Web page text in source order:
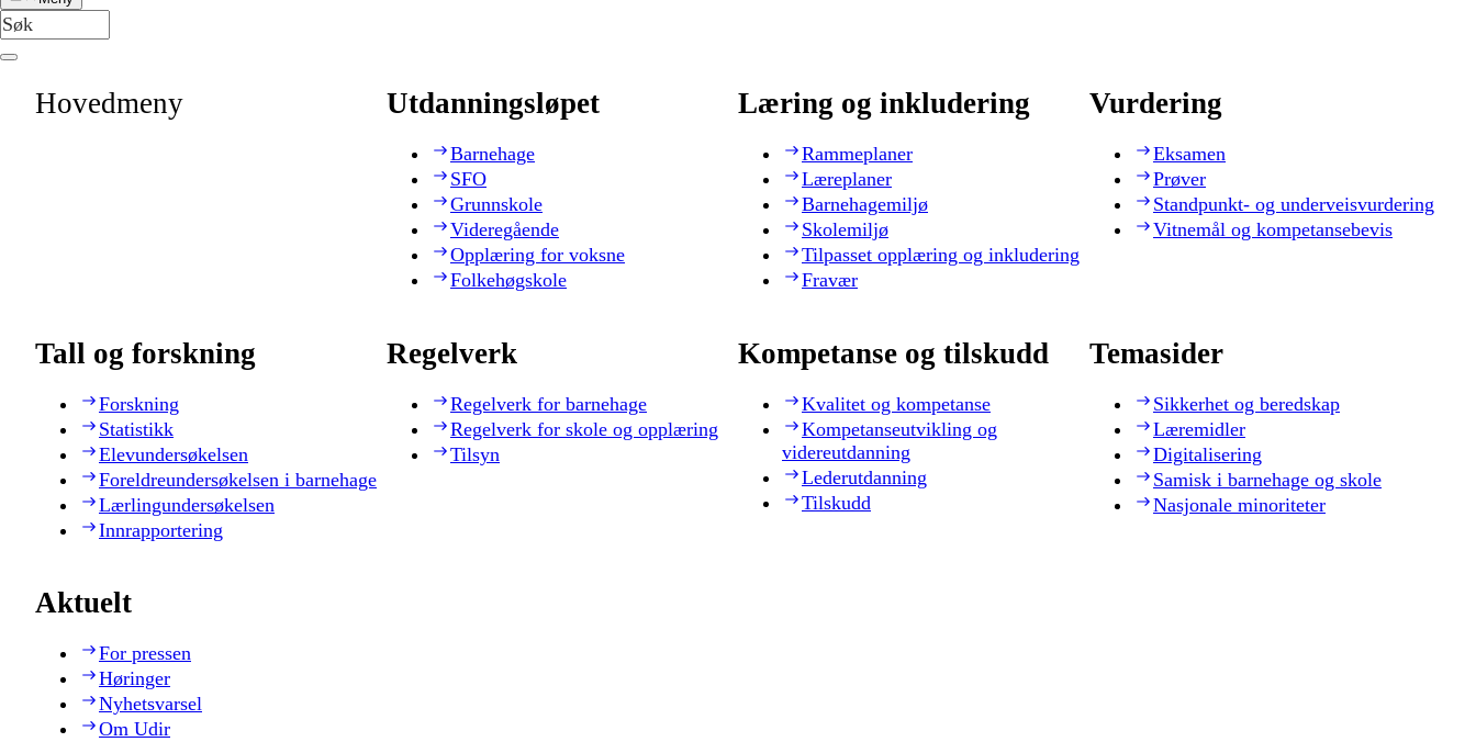
Hovedmeny Utdanningsløpet
Barnehage
SFO
Grunnskole
Videregående
Opplæring for voksne
Folkehøgskole
Læring og inkludering
Rammeplaner
Læreplaner
Barnehagemiljø
Skolemiljø
Tilpasset opplæring og inkludering
Fravær
Vurdering
Eksamen
Prøver
Standpunkt- og underveisvurdering
Vitnemål og kompetansebevis
Tall og forskning
Forskning
Statistikk
Elevundersøkelsen
Foreldreundersøkelsen i barnehage
Lærlingundersøkelsen
Innrapportering
Regelverk
Regelverk for barnehage
Regelverk for skole og opplæring
Tilsyn
Kompetanse og tilskudd
Kvalitet og kompetanse
Kompetanseutvikling og
videreutdanning
Lederutdanning
Tilskudd
Temasider
Sikkerhet og beredskap
Læremidler
Digitalisering
Samisk i barnehage og skole
Nasjonale minoriteter
Aktuelt
For pressen
Høringer
Nyhetsvarsel
Om Udir